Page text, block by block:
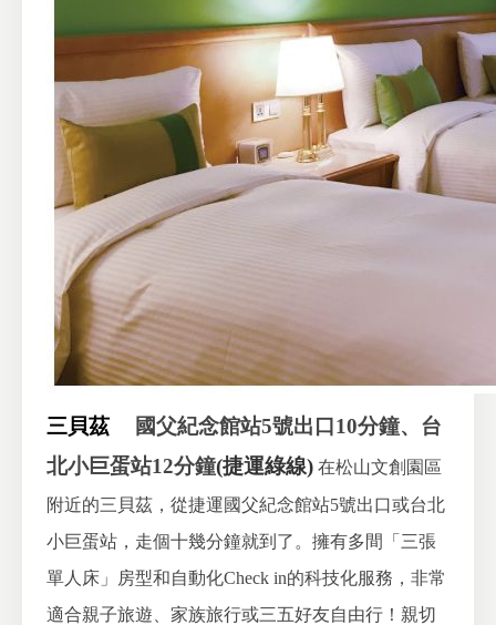
三貝茲
國父紀念館站5號出口10分鐘、台
北小巨蛋站12分鐘(捷運綠線) 在松山文創園區
附近的三貝茲，從捷運國父紀念館站5號出口或台北
小巨蛋站，走個十幾分鐘就到了。擁有多間「三張
單人床」房型和自動化Check in的科技化服務，非常
適合親子旅遊、家族旅行或三五好友自由行！親切